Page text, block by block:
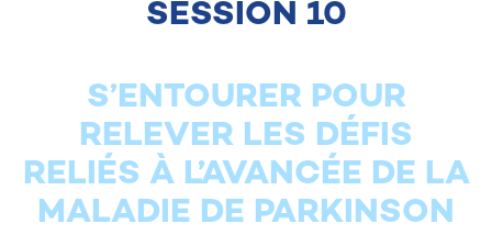
SESSION 10
S’ENTOURER POUR
RELEVER LES DÉFIS
RELIÉS À L’AVANCÉE DE LA
MALADIE DE PARKINSON